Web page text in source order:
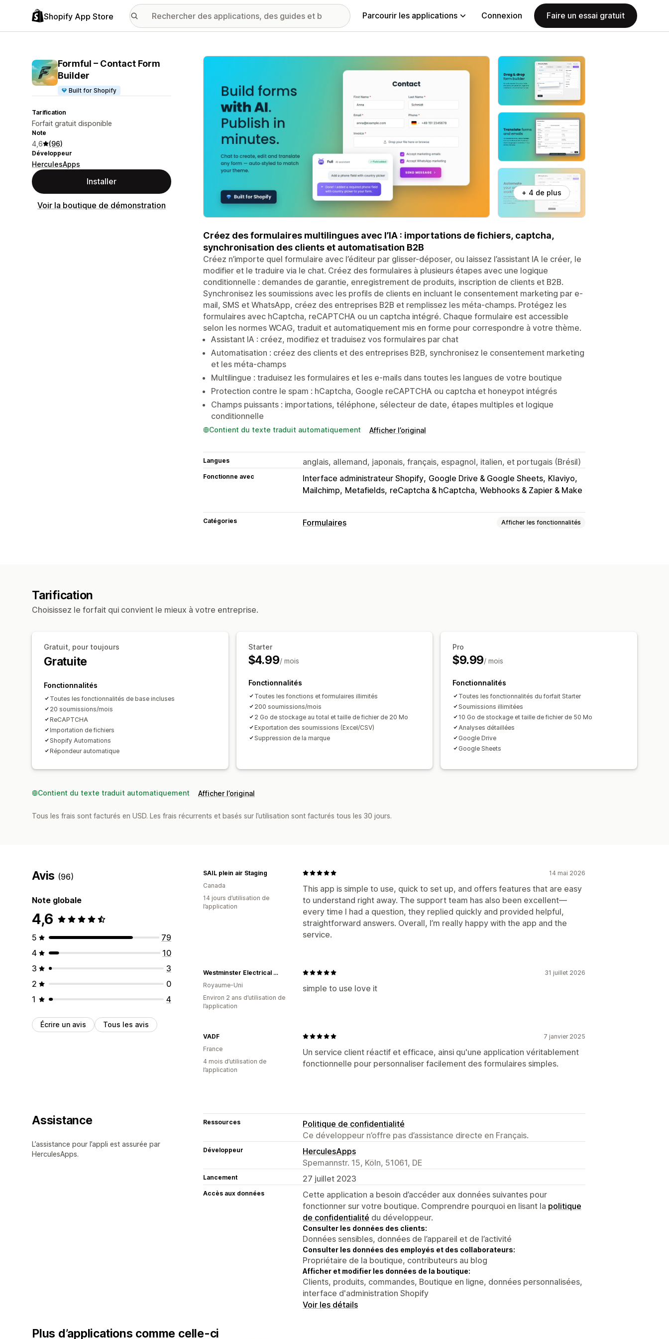
Shopify App Store Parcourir les applications Connexion Faire un essai gratuit
Formful – Contact Form
Builder
Built for Shopify
Tarification
Forfait gratuit disponible
Note
4,6 (96)
Développeur
HerculesApps
Installer
Voir la boutique de démonstration
Galerie d’images vedette
+ 4 de plus
Créez des formulaires multilingues avec l’IA : importations de fichiers, captcha,
synchronisation des clients et automatisation B2B
Créez n’importe quel formulaire avec l’éditeur par glisser-déposer, ou laissez l’assistant IA le créer, le
modifier et le traduire via le chat. Créez des formulaires à plusieurs étapes avec une logique
conditionnelle : demandes de garantie, enregistrement de produits, inscription de clients et B2B.
Synchronisez les soumissions avec les profils de clients en incluant le consentement marketing par e-
mail, SMS et WhatsApp, créez des entreprises B2B et remplissez les méta-champs. Protégez les
formulaires avec hCaptcha, reCAPTCHA ou un captcha intégré. Chaque formulaire est accessible
selon les normes WCAG, traduit et automatiquement mis en forme pour correspondre à votre thème.
Assistant IA : créez, modifiez et traduisez vos formulaires par chat
Automatisation : créez des clients et des entreprises B2B, synchronisez le consentement marketing
et les méta-champs
Multilingue : traduisez les formulaires et les e-mails dans toutes les langues de votre boutique
Protection contre le spam : hCaptcha, Google reCAPTCHA ou captcha et honeypot intégrés
Champs puissants : importations, téléphone, sélecteur de date, étapes multiples et logique
conditionnelle
Contient du texte traduit automatiquement Afficher l’original
Langues anglais, allemand, japonais, français, espagnol, italien, et portugais (Brésil)
Fonctionne avec Interface administrateur Shopify Google Drive & Google Sheets Klaviyo
Mailchimp Metafields reCaptcha & hCaptcha Webhooks & Zapier & Make
Catégories Formulaires Afficher les fonctionnalités
CSS personnalisées
Modèles d’e-mails Multilingue
Case à cocher RGPD
Réponses aux e-mails
Synchronisation automatique
Exportation des données
Tableau de bord
Limites du nombre de formulaires
Suivi des statuts Historique
Analyses de données
Tarification
Choisissez le forfait qui convient le mieux à votre entreprise.
Gratuit, pour toujours
Gratuite
Fonctionnalités
Toutes les fonctionnalités de base incluses
20 soumissions/mois
ReCAPTCHA
Importation de fichiers
Shopify Automations
Répondeur automatique
Starter
$4.99/ mois
Fonctionnalités
Toutes les fonctions et formulaires illimités
200 soumissions/mois
2 Go de stockage au total et taille de fichier de 20 Mo
Exportation des soumissions (Excel/CSV)
Suppression de la marque
Pro
$9.99/ mois
Fonctionnalités
Toutes les fonctionnalités du forfait Starter
Soumissions illimitées
10 Go de stockage et taille de fichier de 50 Mo
Analyses détaillées
Google Drive
Google Sheets
Contient du texte traduit automatiquement Afficher l’original
Tous les frais sont facturés en USD. Les frais récurrents et basés sur l’utilisation sont facturés tous les 30 jours.
Avis (96)
Note globale
4,6
5
79
4
10
3
3
2
0
1
4
Écrire un avis Tous les avis
14 mai 2026
This app is simple to use, quick to set up, and offers features that are easy
to understand right away. The support team has also been excellent—
every time I had a question, they replied quickly and provided helpful,
straightforward answers. Overall, I’m really happy with the app and the
service.
SAIL plein air Staging
Canada
14 jours d’utilisation de
l’application
31 juillet 2026
simple to use love it
Westminster Electrical Wholesalers LTD
Royaume-Uni
Environ 2 ans d’utilisation de
l’application
7 janvier 2025
Un service client réactif et efficace, ainsi qu'une application véritablement
fonctionnelle pour personnaliser facilement des formulaires simples.
VADF
France
4 mois d’utilisation de
l’application
Assistance
L’assistance pour l’appli est assurée par
HerculesApps.
Ressources
Politique de confidentialité
Ce développeur n’offre pas d’assistance directe en Français.
Développeur
HerculesApps
Spemannstr. 15, Köln, 51061, DE
Lancement 27 juillet 2023
Accès aux données
Cette application a besoin d’accéder aux données suivantes pour
fonctionner sur votre boutique. Comprendre pourquoi en lisant la politique
de confidentialité du développeur.
Consulter les données des clients:
Données sensibles, données de l’appareil et de l’activité
Consulter les données des employés et des collaborateurs:
Propriétaire de la boutique, contributeurs au blog
Afficher et modifier les données de la boutique:
Clients, produits, commandes, Boutique en ligne, données personnalisées,
interface d'administration Shopify
Voir les détails
Plus d’applications comme celle-ci